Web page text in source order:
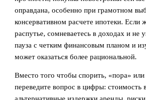
оправдана, особенно при грамотном
консервативном расчете ипотеки. Если
распутье, сомневаетесь в доходах и не
пауза с четким финансовым планом и
может оказаться более рациональной.
Вместо того чтобы спорить, «пора»
переведите вопрос в цифры: стоимость